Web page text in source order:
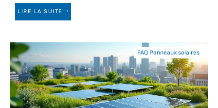
LIRE LA SUITE
FAQ Panneaux solaires